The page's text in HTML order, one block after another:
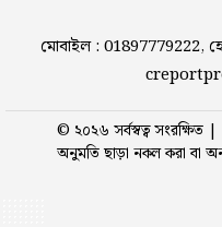
মোবাইল : 01897779222,
© ২০২৬ সর্বস্বত্ব সংরক্ষিত
অনুমতি ছাড়া নকল করা বা